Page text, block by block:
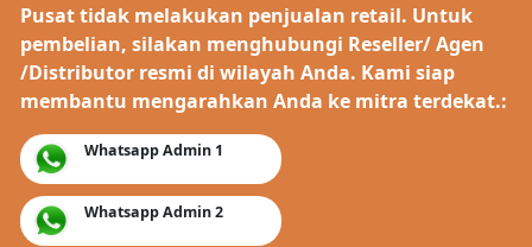
Pusat tidak melakukan penjualan retail. Untuk
pembelian, silakan menghubungi Reseller/ Agen
/Distributor resmi di wilayah Anda. Kami siap
membantu mengarahkan Anda ke mitra terdekat.:
Whatsapp Admin 1
Whatsapp Admin 2